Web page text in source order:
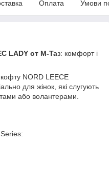
Оплата Умови
LADY от M-Taз: комфорт і
NORD LEECE
для жінок, які слугують
або волантерами.